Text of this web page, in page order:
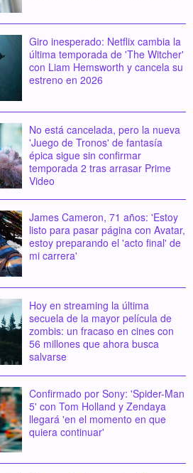
Giro inesperado: Netflix cambia la
última temporada de 'The Witcher'
con Liam Hemsworth y cancela su
estreno en 2026
No está cancelada, pero la nueva
'Juego de Tronos' de fantasía
épica sigue sin confirmar
temporada 2 tras arrasar Prime
Video
James Cameron, 71 años: 'Estoy
listo para pasar página con Avatar,
estoy preparando el 'acto final' de
mi carrera'
Hoy en streaming la última
secuela de la mayor película de
zombis: un fracaso en cines con
56 millones que ahora busca
salvarse
Confirmado por Sony: 'Spider-Man
5' con Tom Holland y Zendaya
llegará 'en el momento en que
quiera continuar'